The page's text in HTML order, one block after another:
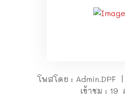
โพสโดย : Admin.DPF |
เข้าชม : 19